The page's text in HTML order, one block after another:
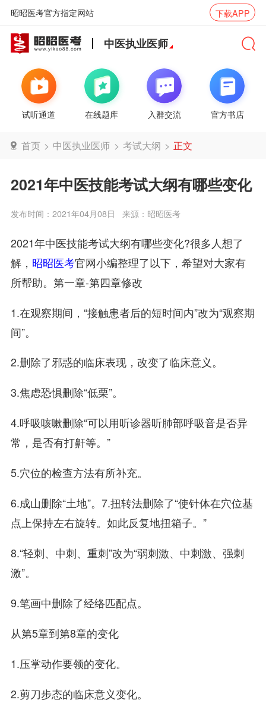
昭昭医考官方指定网站 下载APP
中医执业医师
试听通道 在线题库 入群交流 官方书店
首页 > 中医执业医师 > 考试大纲 > 正文
2021年中医技能考试大纲有哪些变化
发布时间：2021年04月08日 来源：昭昭医考
2021年中医技能考试大纲有哪些变化?很多人想了
解， 昭昭医考官网小编整理了以下，希望对大家有
所帮助。第一章-第四章修改
1.在观察期间，“接触患者后的短时间内”改为“观察期
间”。
2.删除了邪惑的临床表现，改变了临床意义。
3.焦虑恐惧删除“低栗”。
4.呼吸咳嗽删除“可以用听诊器听肺部呼吸音是否异
常，是否有打鼾等。”
5.穴位的检查方法有所补充。
6.成山删除“土地”。7.扭转法删除了“使针体在穴位基
点上保持左右旋转。如此反复地扭箱子。”
8.“轻刺、中刺、重刺”改为“弱刺激、中刺激、强刺
激”。
9.笔画中删除了经络匹配点。
从第5章到第8章的变化
1.压掌动作要领的变化。
2.剪刀步态的临床意义变化。